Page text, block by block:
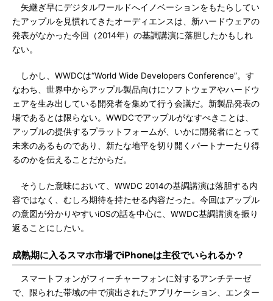
矢継ぎ早にデジタルワールドへイノベーションをもたらしてい
たアップルを見慣れてきたオーディエンスは、新ハードウェアの
発表がなかった今回（2014年）の基調講演に落胆したかもしれ
ない。
しかし、WWDCは“World Wide Developers Conference”。す
なわち、世界中からアップル製品向けにソフトウェアやハードウ
ェアを生み出している開発者を集めて行う会議だ。新製品発表の
場であるとは限らない。WWDCでアップルがなすべきことは、
アップルの提供するプラットフォームが、いかに開発者にとって
未来のあるものであり、新たな地平を切り開くパートナーたり得
るのかを伝えることだからだ。
そうした意味において、WWDC 2014の基調講演は落胆する内
容ではなく、むしろ期待を持たせる内容だった。今回はアップル
の意図が分かりやすいiOSの話を中心に、WWDC基調講演を振り
返ることにしたい。
成熟期に入るスマホ市場でiPhoneは主役でいられるか？
スマートフォンがフィーチャーフォンに対するアンチテーゼ
で、限られた帯域の中で演出されたアプリケーション、エンター